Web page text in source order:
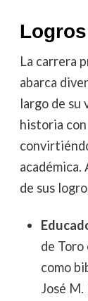
La carrera
abarca
largo de su
historia con
de sus
de
como
José